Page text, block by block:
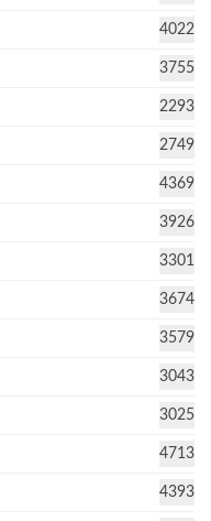
4022
3755
2293
2749
4369
3926
3301
3674
3579
3043
3025
4713
4393